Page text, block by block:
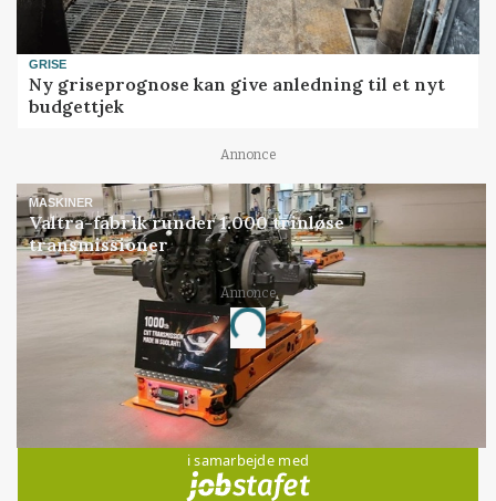
GRISE
Ny griseprognose kan give anledning til et nyt
budgettjek
Annonce
MASKINER
Valtra-fabrik runder 1.000 trinløse
transmissioner
Annonce
Loading...
Jobs
i samarbejde med